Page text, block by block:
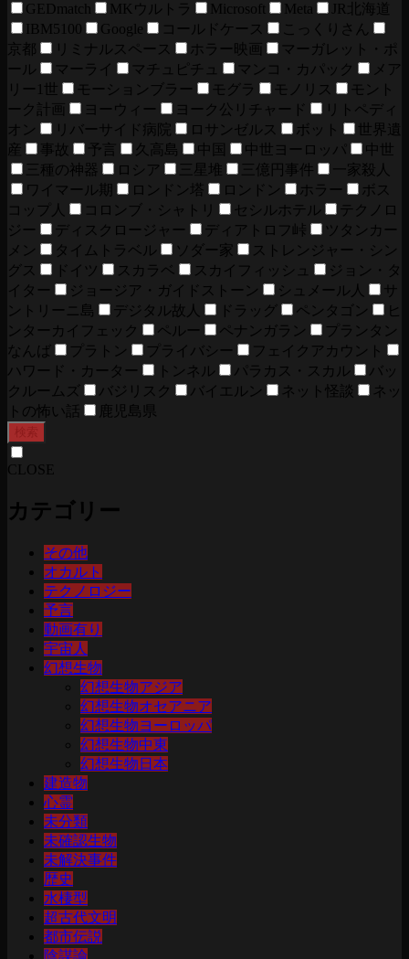
GEDmatch
MKウルトラ Microsoft Meta
JR北海道
IBM5100
Google コールドケース
こっくりさん
京都
リミナルスペース ホラー映画
マーガレット・ポ
ール
マーライ マチュピチュ マンコ・カパック
メア
リー1世
モーションブラー モグラ モノリス
モント
ーク計画
ヨーウィー ヨーク公リチャード
リトペディ
オン
リバーサイド病院 ロサンゼルス ボット
世界遺
産
事故 予言 久高島 中国 中世ヨーロッパ
中世
三種の神器
ロシア 三星堆 三億円事件
一家殺人
ワイマール期
ロンドン塔 ロンドン ホラー
ボス
コップ人
コロンブ・シャトリ セシルホテル
テクノロ
ジー
ディスクロージャー ディアトロフ峠
ツタンカー
メン
タイムトラベル ソダー家
ストレンジャー・シン
グス
ドイツ スカラベ スカイフィッシュ
ジョン・タ
イター
ジョージア・ガイドストーン シュメール人
サ
ントリーニ島
デジタル故人 ドラッグ ペンタゴン
ヒ
ンターカイフェック
ペルー ペナンガラン
プランタン
なんば
プラトン プライバシー
フェイクアカウント
ハワード・カーター
トンネル パラカス・スカル
バッ
クルームズ
バジリスク バイエルン ネット怪談
ネッ
トの怖い話
鹿児島県
検索
CLOSE
カテゴリー
その他
オカルト
テクノロジー
予言
動画有り
宇宙人
幻想生物
幻想生物アジア
幻想生物オセアニア
幻想生物ヨーロッパ
幻想生物中東
幻想生物日本
建造物
心霊
未分類
未確認生物
未解決事件
歴史
水棲型
超古代文明
都市伝説